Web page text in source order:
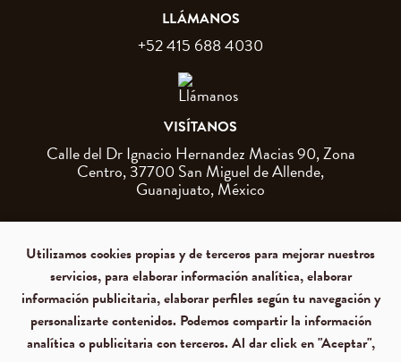
LLÁMANOS
+52 415 688 4030
VISÍTANOS
Calle del Dr Ignacio Hernandez Macias 90, Zona
Centro, 37700 San Miguel de Allende,
Guanajuato, México
Políticas de privacidad Términos y condiciones
© 2026 Cantera 1910 Hotel
Utilizamos cookies propias y de terceros para mejorar nuestros
servicios, para elaborar información analítica, elaborar
información publicitaria, elaborar perfiles según tu navegación y
personalizarte contenidos. Podemos compartir la información
analítica o publicitaria con terceros. Al dar click en "Aceptar",